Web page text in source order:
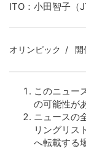
ITO：小田智子（
オリンピック 開
このニュー
の可能性が
ニュースの
リングリス
へ転載する